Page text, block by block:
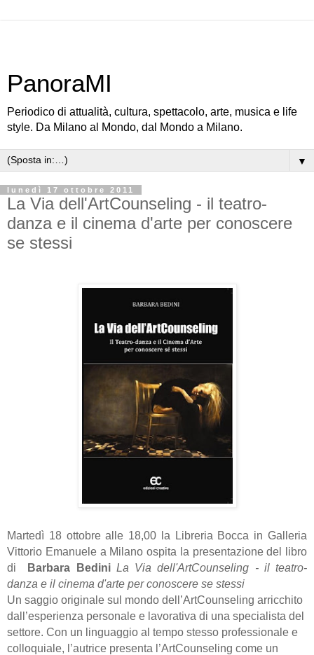
PanoraMI
Periodico di attualità, cultura, spettacolo, arte, musica e life
style. Da Milano al Mondo, dal Mondo a Milano.
▼
lunedì 17 ottobre 2011
La Via dell'ArtCounseling - il teatro-
danza e il cinema d'arte per conoscere
se stessi
Martedì 18 ottobre alle 18,00 la Libreria Bocca in Galleria
Vittorio Emanuele a Milano ospita la presentazione del libro
di
Barbara Bedini La Via dell'ArtCounseling - il teatro-
danza e il cinema d'arte per conoscere se stessi
Un saggio originale sul mondo dell’ArtCounseling arricchito
dall’esperienza personale e lavorativa di una specialista del
settore. Con un linguaggio al tempo stesso professionale e
colloquiale, l’autrice presenta l’ArtCounseling come un